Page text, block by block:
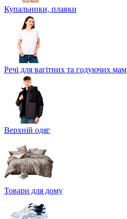
Купальники, плавки
Речі для вагітних та годуючих мам
Верхній одяг
Товари для дому